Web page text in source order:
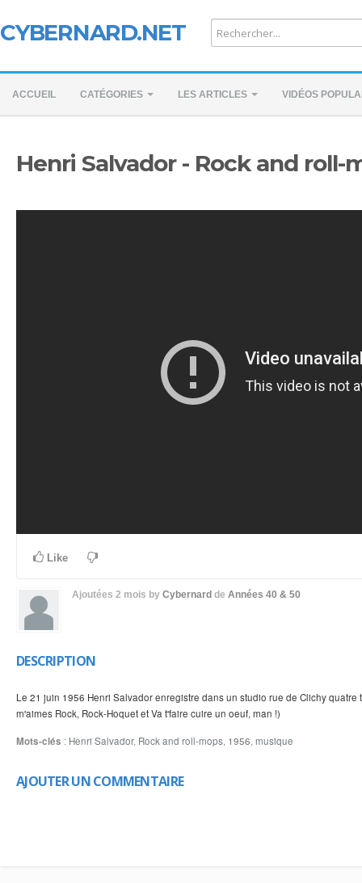
CYBERNARD.NET
ACCUEIL CATÉGORIES LES ARTICLES VIDÉOS
Henri Salvador - Rock and roll-
Like
Ajoutées 2 mois by Cybernard de Années 40 & 50
DESCRIPTION
Le 21 juin 1956 Henri Salvador enregistre dans un studio rue de Clichy quatre
m'aimes Rock, Rock-Hoquet et Va t'faire cuire un oeuf, man !)
Mots-clés : Henri Salvador, Rock and roll-mops, 1956, musique
AJOUTER UN COMMENTAIRE